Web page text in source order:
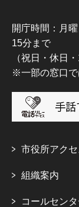
開庁時間：月
15分まで
（祝日・休日
※一部の窓口で
市役所アク
組織案内
コールセン